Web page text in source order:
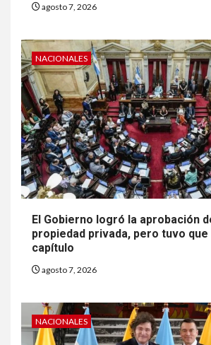
agosto 7, 2026
NACIONALES
El Gobierno logró la aprobación
propiedad privada, pero tuvo
capítulo
agosto 7, 2026
NACIONALES